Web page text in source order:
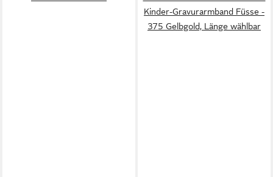
Kinder-Gravurarmband Füsse -
375 Gelbgold, Länge wählbar